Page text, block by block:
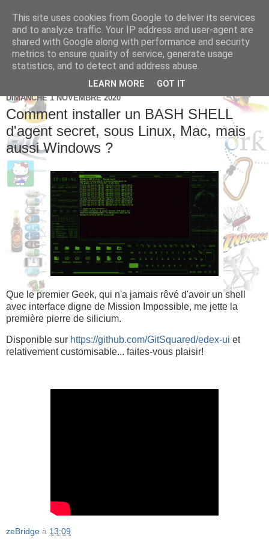
Brice Cornet: serial
entrepreneur hédoniste
DIMANCHE 1 NOVEMBRE 2020
Comment installer un BASH SHELL
d'agent secret, sous Linux, Mac, mais
aussi Windows ?
Que le premier Geek, qui n'a jamais rêvé d'avoir un shell
avec interface digne de Mission Impossible, me jette la
première pierre de silicium.
Disponible sur https://github.com/GitSquared/edex-ui et
relativement customisable... faites-vous plaisir!
zeBridge à 13:09
This site uses cookies from Google to deliver its services
and to analyze traffic. Your IP address and user-agent are
shared with Google along with performance and security
metrics to ensure quality of service, generate usage
statistics, and to detect and address abuse.
LEARN MORE GOT IT